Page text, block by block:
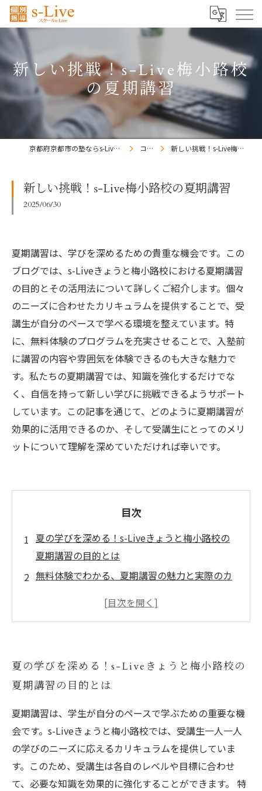
新しい挑戦！s-Live梅小路校
の夏期講習
京都府京都市の塾ならs-Liveきょうと梅小路校 コラム 新しい挑戦！s-Live梅小路校の夏期講習
新しい挑戦！s-Live梅小路校の夏期講習
2025/06/30
夏期講習は、学びを深めるための貴重な機会です。この
ブログでは、s-Liveきょうと梅小路校における夏期講習
の目的とその活用法について詳しくご紹介します。個々
のニーズに合わせたカリキュラムを提供することで、受
講生が自分のペースで学べる環境を整えています。特
に、無料体験のプログラムを充実させることで、入塾前
に講習の内容や雰囲気を体験できるのも大きな魅力で
す。私たちの夏期講習では、知識を強化するだけでな
く、自信を持って新しい学びに挑戦できるようサポート
しています。この記事を通じて、どのように夏期講習が
効果的に活用できるのか、そして受講生にとってのメリ
ットについて理解を深めていただければ幸いです。
目次
夏の学びを深める！s-Liveきょうと梅小路校の
夏期講習の目的とは
無料体験でわかる、夏期講習の魅力と実際のカ
自分のペースで学べる！個別ニーズに応じた夏
の体験談
s-Liveきょうと梅小路校の夏期講習がもたらす
学びの変化
効果的な夏期講習の受け方、知識を強化する秘
訣とは
夏期講習を経て、成長を実感する受講生たちの
ストーリー
夏の学びを深める！s-Liveきょうと梅小路校の
夏期講習の目的とは
夏期講習は、学生が自分のペースで学ぶための重要な機
会です。s-Liveきょうと梅小路校では、受講生一人一人
の学びのニーズに応えるカリキュラムを提供していま
す。このため、受講生は各自のレベルや目標に合わせ
て、必要な知識を効果的に強化することができます。 特